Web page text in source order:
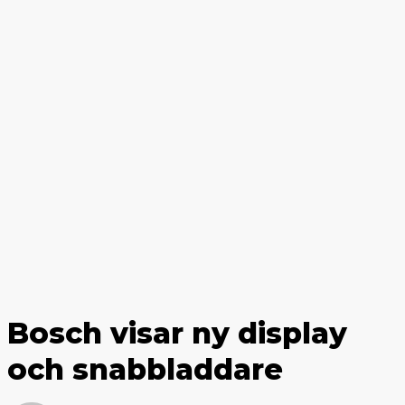
Bosch visar ny display
och snabbladdare